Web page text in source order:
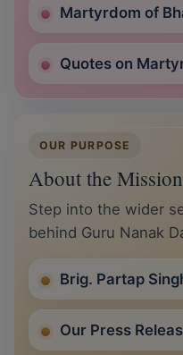
Martyrdom of
Quotes on
OUR PURPOSE
About the Mission
Step into the wider
behind Guru Nanak
Brig. Partap
Our Press